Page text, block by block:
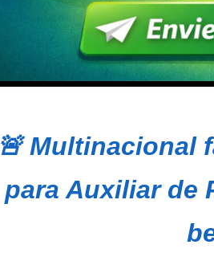
🚨 Multinacional
para Auxiliar de